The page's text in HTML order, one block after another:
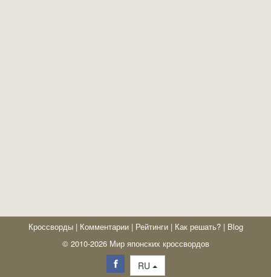
Кроссворды | Комментарии | Рейтинги | Как решать? | Blog
© 2010-2026 Мир японских кроссвордов
RU